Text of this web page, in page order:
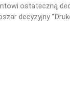
ostateczną
decyzyjny